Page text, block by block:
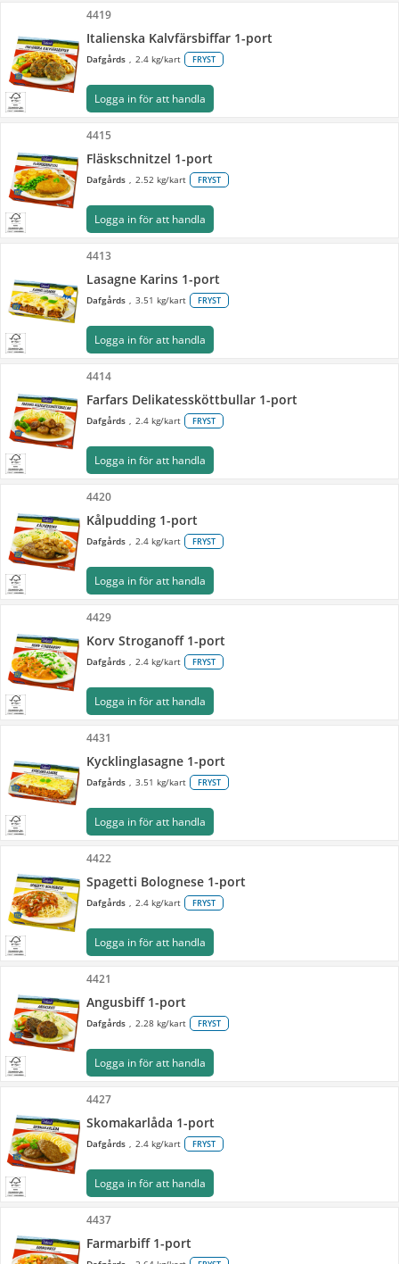
4419
Italienska Kalvfärsbiffar 1-port
Dafgårds 2.4 kg/kart FRYST
Logga in för att handla
4415
Fläskschnitzel 1-port
Dafgårds 2.52 kg/kart FRYST
Logga in för att handla
4413
Lasagne Karins 1-port
Dafgårds 3.51 kg/kart FRYST
Logga in för att handla
4414
Farfars Delikatessköttbullar 1-port
Dafgårds 2.4 kg/kart FRYST
Logga in för att handla
4420
Kålpudding 1-port
Dafgårds 2.4 kg/kart FRYST
Logga in för att handla
4429
Korv Stroganoff 1-port
Dafgårds 2.4 kg/kart FRYST
Logga in för att handla
4431
Kycklinglasagne 1-port
Dafgårds 3.51 kg/kart FRYST
Logga in för att handla
4422
Spagetti Bolognese 1-port
Dafgårds 2.4 kg/kart FRYST
Logga in för att handla
4421
Angusbiff 1-port
Dafgårds 2.28 kg/kart FRYST
Logga in för att handla
4427
Skomakarlåda 1-port
Dafgårds 2.4 kg/kart FRYST
Logga in för att handla
4437
Farmarbiff 1-port